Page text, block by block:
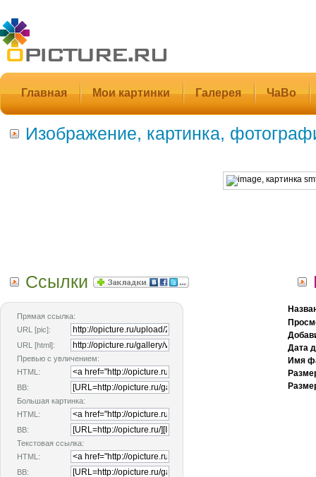
Главная Мои картинки Галерея ЧаВо
Изображение, картинка,
Ссылки
Прямая ссылка:
URL [pic]:
URL [html]:
Превью с увличением:
HTML:
BB:
Большая картинка:
HTML:
BB:
Текстовая ссылка:
HTML:
BB:
Дата
Имя